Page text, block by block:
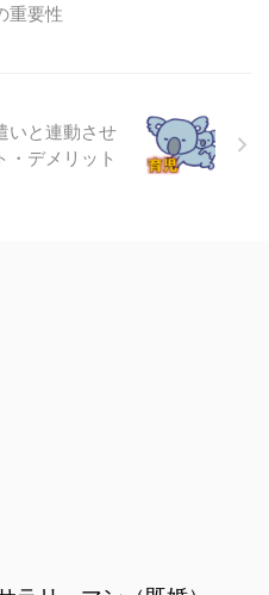
重要性
いと連動させ
・デメリット